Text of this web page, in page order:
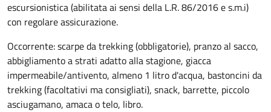
escursionistica (abilitata ai sensi della L.R. 86/2016 e s.m.i)
con regolare assicurazione.
Occorrente: scarpe da trekking (obbligatorie), pranzo al sacco,
abbigliamento a strati adatto alla stagione, giacca
impermeabile/antivento, almeno 1 litro d'acqua, bastoncini da
trekking (facoltativi ma consigliati), snack, barrette, piccolo
asciugamano, amaca o telo, libro.